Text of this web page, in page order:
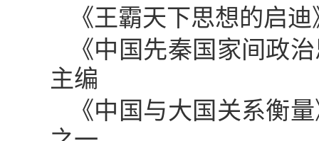
《王霸天下思想的启
《中国先秦国家间政
主编
《中国与大国关系衡